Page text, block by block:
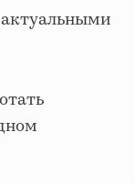
актуальными